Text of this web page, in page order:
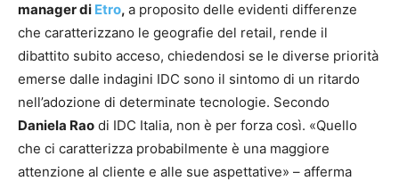
manager di Etro, a proposito delle evidenti differenze
che caratterizzano le geografie del retail, rende il
dibattito subito acceso, chiedendosi se le diverse priorità
emerse dalle indagini IDC sono il sintomo di un ritardo
nell’adozione di determinate tecnologie. Secondo
Daniela Rao di IDC Italia, non è per forza così. «Quello
che ci caratterizza probabilmente è una maggiore
attenzione al cliente e alle sue aspettative» – afferma